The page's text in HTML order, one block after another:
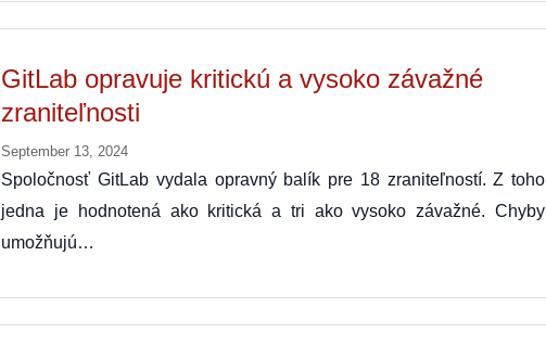
GitLab opravuje kritickú a vysoko závažné
zraniteľnosti
September 13, 2024
Spoločnosť GitLab vydala opravný balík pre 18 zraniteľností. Z toho
jedna je hodnotená ako kritická a tri ako vysoko závažné. Chyby
umožňujú…